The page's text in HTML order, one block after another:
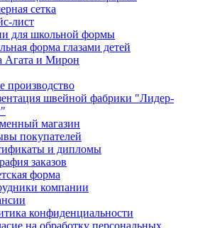
сетка
лист
для школьной формы
форма глазами детей
Агата и Мирон
производство
швейной фабрики "Лидер-
магазин
покупателей
и дипломы
заказов
форма
компании
конфиденциальности
на обработку персональных